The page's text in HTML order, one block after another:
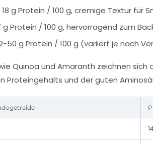
g Protein / 100 g, cremige Textur für
g Protein / 100 g, hervorragend zum
50 g Protein / 100 g (variiert je nach
Quinoa und Amaranth zeichnen sich
Proteingehalts und der guten